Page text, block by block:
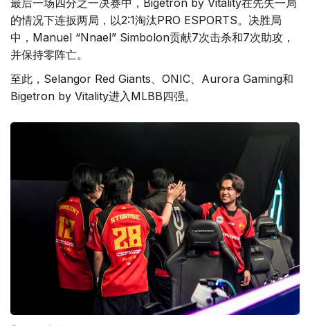
最后一场四分之一决赛中，Bigetron by Vitality在先失一局
的情况下连扳两局，以2:1淘汰PRO ESPORTS。决胜局
中，Manuel “Nnael” Simbolon贡献7次击杀和7次助攻，
并保持零阵亡。
至此，Selangor Red Giants、ONIC、Aurora Gaming和
Bigetron by Vitality进入MLBB四强。